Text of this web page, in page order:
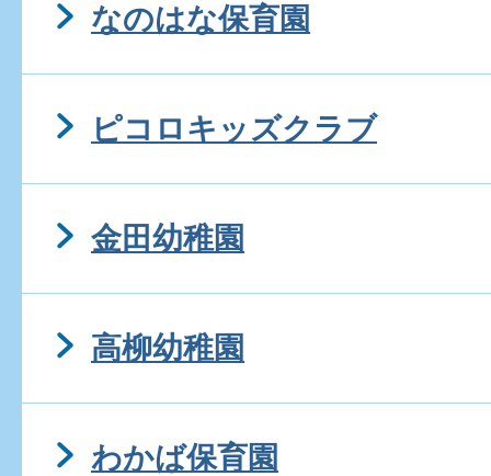
なのはな保育園
ピコロキッズクラブ
金田幼稚園
高柳幼稚園
わかば保育園